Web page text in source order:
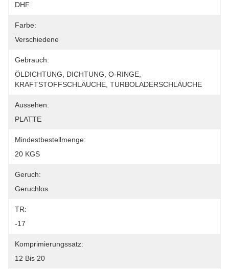
DHF
Farbe:
Verschiedene
Gebrauch:
ÖLDICHTUNG, DICHTUNG, O-RINGE,
KRAFTSTOFFSCHLÄUCHE, TURBOLADERSCHLÄUCHE
Aussehen:
PLATTE
Mindestbestellmenge:
20 KGS
Geruch:
Geruchlos
TR:
-17
Komprimierungssatz:
12 Bis 20